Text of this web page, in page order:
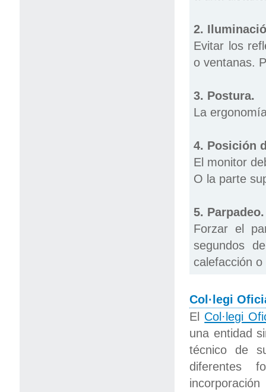
2.
Evitar los
o ventanas.
3. Postura.
La
4. Posición
El monitor
O la parte
5. Parpadeo.
Forzar el
segundos
calefacción
Col·legi
El Col·legi
una entidad
técnico de
diferentes